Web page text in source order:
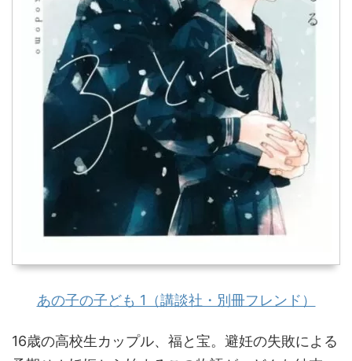
あの子の子ども 1（講談社・別冊フレンド）
16歳の高校生カップル、福と宝。避妊の失敗による